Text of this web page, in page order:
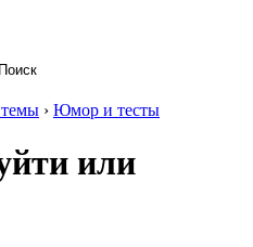
› Юмор и тесты
или